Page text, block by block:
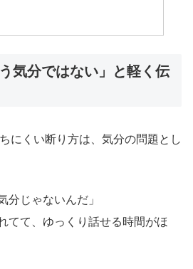
気分ではない」と軽く伝
にくい断り方は、気分の問題とし
分じゃないんだ」
てて、ゆっくり話せる時間がほ